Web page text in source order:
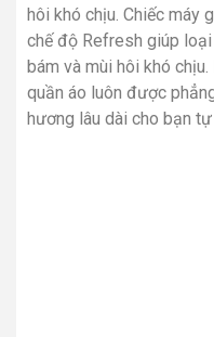
hôi khó chịu. Chiếc máy
chế độ Refresh giúp
bám và mùi hôi khó
quần áo luôn được
hương lâu dài cho bạn